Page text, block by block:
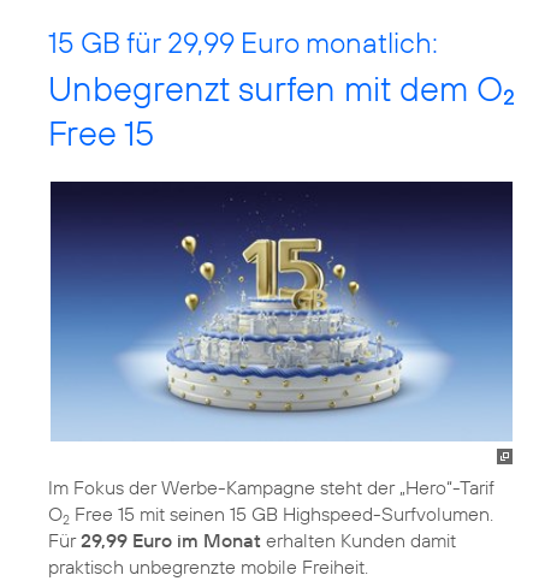
15 GB für 29,99 Euro monatlich:
Unbegrenzt surfen mit dem O2
Free 15
Im Fokus der Werbe-Kampagne steht der „Hero“-Tarif
O2 Free 15 mit seinen 15 GB Highspeed-Surfvolumen.
Für29,99 Euro im Monat erhalten Kunden damit
praktisch unbegrenzte mobile Freiheit.